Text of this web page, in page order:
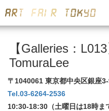
【Galleries：L013
TomuraLee
〒1040061 東京都中央区銀座
Tel.03-6264-2536
10:30-18:30（土曜日は18時ま